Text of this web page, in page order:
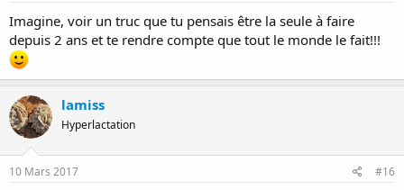
Imagine, voir un truc que tu pensais être la seule à faire
depuis 2 ans et te rendre compte que tout le monde le fait!!!
lamiss
Hyperlactation
10 Mars 2017 #16